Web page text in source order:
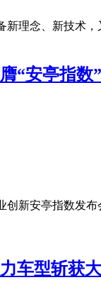
理念、新技术
“安亭指数
新安亭指数发
车型斩获